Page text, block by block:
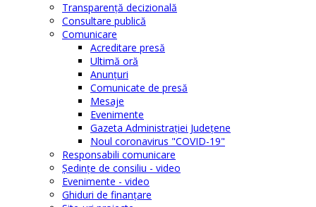
Transparenţă decizională
Consultare publică
Comunicare
Acreditare presă
Ultimă oră
Anunţuri
Comunicate de presă
Mesaje
Evenimente
Gazeta Administraţiei Judeţene
Noul coronavirus "COVID-19"
Responsabili comunicare
Şedinţe de consiliu - video
Evenimente - video
Ghiduri de finanţare